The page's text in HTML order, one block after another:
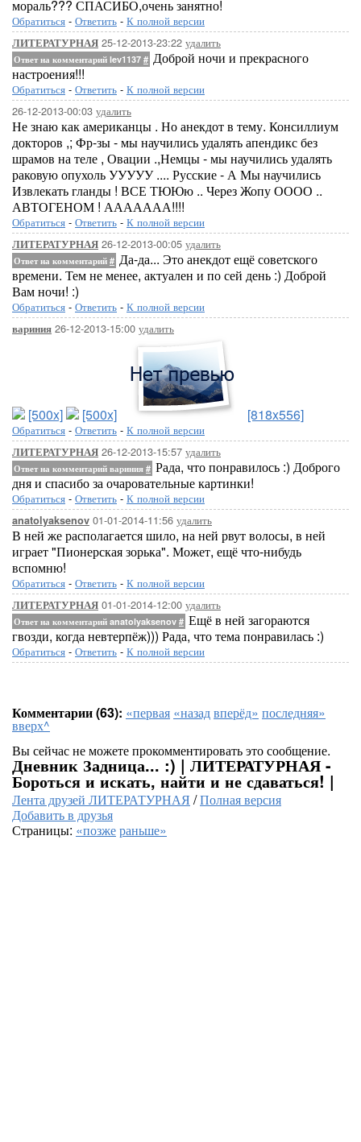
мораль??? СПАСИБО,очень занятно!
Обратиться - Ответить - К полной версии
ЛИТЕРАТУРНАЯ 25-12-2013-23:22 удалить
Ответ на комментарий lev1137 # Доброй ночи и прекрасного
настроения!!!
Обратиться - Ответить - К полной версии
26-12-2013-00:03 удалить
Не знаю как американцы . Но анекдот в тему. Консиллиум
докторов ,; Фр-зы - мы научились удалять апендикс без
шрамов на теле , Овации .,Немцы - мы научились удалять
раковую опухоль УУУУУ .... Русские - А Мы научились
Извлекать гланды ! ВСЕ ТЮЮю .. Через Жопу ОООО ..
АВТОГЕНОМ ! ААААААА!!!!
Обратиться - Ответить - К полной версии
ЛИТЕРАТУРНАЯ 26-12-2013-00:05 удалить
Ответ на комментарий # Да-да... Это анекдот ещё советского
времени. Тем не менее, актуален и по сей день :) Доброй
Вам ночи! :)
Обратиться - Ответить - К полной версии
вариния 26-12-2013-15:00 удалить
[500x] [500x] [818x556]
Обратиться - Ответить - К полной версии
ЛИТЕРАТУРНАЯ 26-12-2013-15:57 удалить
Ответ на комментарий вариния # Рада, что понравилось :) Доброго
дня и спасибо за очаровательные картинки!
Обратиться - Ответить - К полной версии
anatolyaksenov 01-01-2014-11:56 удалить
В ней же располагается шило, на ней рвут волосы, в ней
играет "Пионерская зорька". Может, ещё что-нибудь
вспомню!
Обратиться - Ответить - К полной версии
ЛИТЕРАТУРНАЯ 01-01-2014-12:00 удалить
Ответ на комментарий anatolyaksenov # Ещё в ней загораются
гвозди, когда невтерпёж))) Рада, что тема понравилась :)
Обратиться - Ответить - К полной версии
Комментарии (63): «первая «назадвперёд» последняя»
вверх^
Вы сейчас не можете прокомментировать это сообщение.
Дневник Задница... :) | ЛИТЕРАТУРНАЯ -
Бороться и искать, найти и не сдаваться! |
Лента друзей ЛИТЕРАТУРНАЯ /Полная версия
Добавить в друзья
Страницы: «позжераньше»